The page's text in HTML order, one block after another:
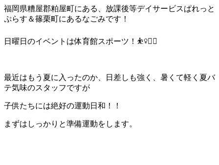
福岡県糟屋郡粕屋町にある、放課後等デイサービスぱれっと
ぷらす＆篠栗町にあるなごみです！
日曜日のイベントは体育館スポーツ！⛹️‍♀️🏃‍♂️
最近はもう夏に入ったのか、日差しも強く、暑くて軽く夏バ
テ気味のスタッフですが
子供たちには絶好の運動日和！！
まずはしっかりと準備運動をします。